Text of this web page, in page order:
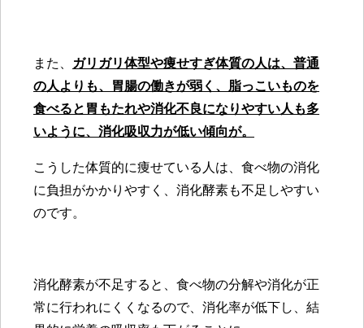
また、
ガリガリ体型や痩せすぎ体質の人は、普通
の人よりも、胃腸の働きが弱く、脂っこいものを
食べると胃もたれや消化不良になりやすい人も多
いように、消化吸収力が低い傾向が。
こうした体質的に痩せている人は、食べ物の消化
に負担がかかりやすく、消化酵素も不足しやすい
のです。
消化酵素が不足すると、食べ物の分解や消化が正
常に行われにくくなるので、消化率が低下し、結